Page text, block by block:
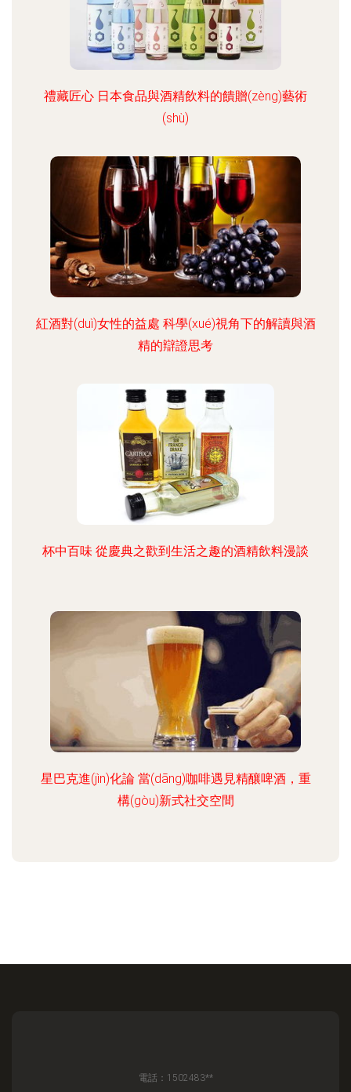
禮藏匠心 日本食品與酒精飲料的饋贈(zèng)藝術
(shù)
紅酒對(duì)女性的益處 科學(xué)視角下的解讀與酒
精的辯證思考
杯中百味 從慶典之歡到生活之趣的酒精飲料漫談
星巴克進(jìn)化論 當(dāng)咖啡遇見精釀啤酒，重
構(gòu)新式社交空間
電話：1502483**